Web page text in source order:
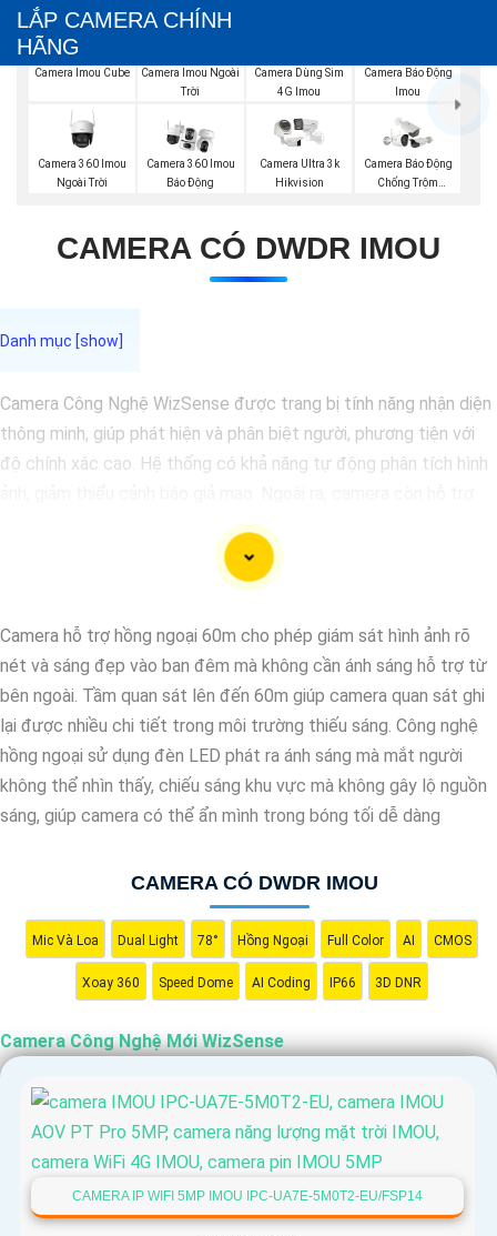
LẮP CAMERA CHÍNH
HÃNG
Camera Imou Cube
Camera Imou Ngoài
Trời
Camera Dùng Sim
4G Imou
Camera Báo Động
Imou
Camera 360 Imou
Ngoài Trời
Camera 360 Imou
Báo Động
Camera Ultra 3k
Hikvision
Camera Báo Động
Chống Trộm
CAMERA CÓ DWDR IMOU
Camera Công Nghệ WizSense được trang bị tính năng nhận diện
thông minh, giúp phát hiện và phân biệt người, phương tiện với
độ chính xác cao. Hệ thống có khả năng tự động phân tích hình
quan sát rõ nét trong điều kiện ánh sáng yếu nhờ công nghệ
Starlight và các tính năng này giúp nâng cao hiệu quả giám sát
Camera hỗ trợ hồng ngoại 60m cho phép giám sát hình ảnh rõ
nét và sáng đẹp vào ban đêm mà không cần ánh sáng hỗ trợ từ
bên ngoài. Tầm quan sát lên đến 60m giúp camera quan sát ghi
lại được nhiều chi tiết trong môi trường thiếu sáng. Công nghệ
hồng ngoại sử dụng đèn LED phát ra ánh sáng mà mắt người
không thể nhìn thấy, chiếu sáng khu vực mà không gây lộ nguồn
sáng, giúp camera có thể ẩn mình trong bóng tối dễ dàng
CAMERA CÓ DWDR IMOU
Mic Và Loa Dual Light 78° Hồng Ngoại Full Color AI CMOS
Xoay 360 Speed Dome AI Coding IP66 3D DNR
Camera Công Nghệ Mới WizSense
CAMERA IP WIFI 5MP IMOU IPC-UA7E-5M0T2-EU/FSP14